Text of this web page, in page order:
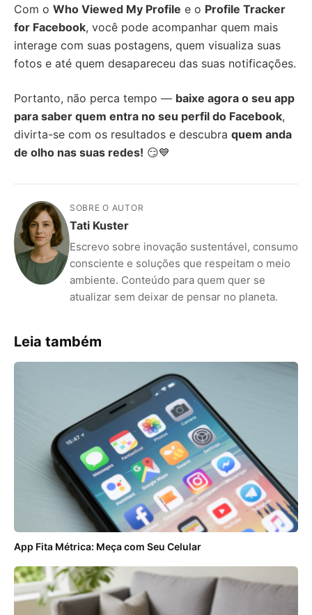
Com o Who Viewed My Profile e o Profile Tracker
for Facebook, você pode acompanhar quem mais
interage com suas postagens, quem visualiza suas
fotos e até quem desapareceu das suas notificações.
Portanto, não perca tempo — baixe agora o seu app
para saber quem entra no seu perfil do Facebook,
divirta-se com os resultados e descubra quem anda
de olho nas suas redes! 😏💙
SOBRE O AUTOR
Tati Kuster
Escrevo sobre inovação sustentável, consumo
consciente e soluções que respeitam o meio
ambiente. Conteúdo para quem quer se
atualizar sem deixar de pensar no planeta.
Leia também
App Fita Métrica: Meça com Seu Celular